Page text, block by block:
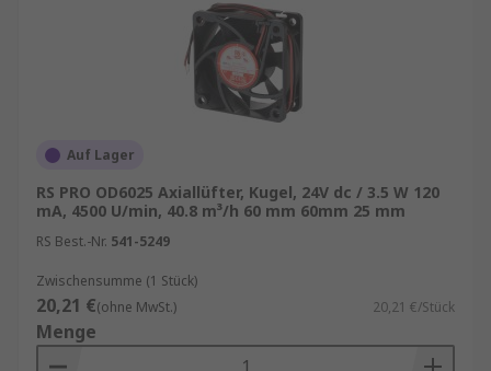
Auf Lager
RS PRO OD6025 Axiallüfter, Kugel, 24V dc / 3.5 W 120
mA, 4500 U/min, 40.8 m³/h 60 mm 60mm 25 mm
RS Best.-Nr. 541-5249
Zwischensumme (1 Stück)
20,21 €(ohne MwSt.) 20,21 €/Stück
Menge